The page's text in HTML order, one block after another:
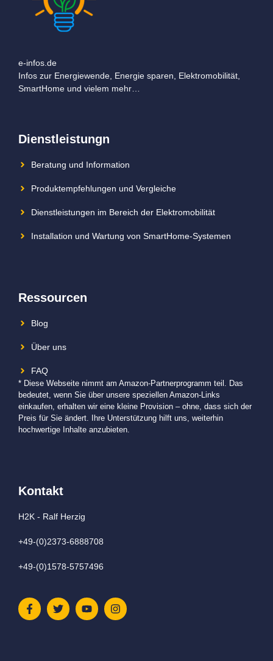
e-infos.de
Infos zur Energiewende, Energie sparen, Elektromobilität,
SmartHome und vielem mehr…
Dienstleistungn
Beratung und Information
Produktempfehlungen und Vergleiche
Dienstleistungen im Bereich der Elektromobilität
Installation und Wartung von SmartHome-Systemen
Ressourcen
Blog
Über uns
FAQ
* Diese Webseite nimmt am Amazon-Partnerprogramm teil. Das
bedeutet, wenn Sie über unsere speziellen Amazon-Links
einkaufen, erhalten wir eine kleine Provision – ohne, dass sich der
Preis für Sie ändert. Ihre Unterstützung hilft uns, weiterhin
hochwertige Inhalte anzubieten.
Kontakt
H2K - Ralf Herzig
+49-(0)2373-6888708
+49-(0)1578-5757496